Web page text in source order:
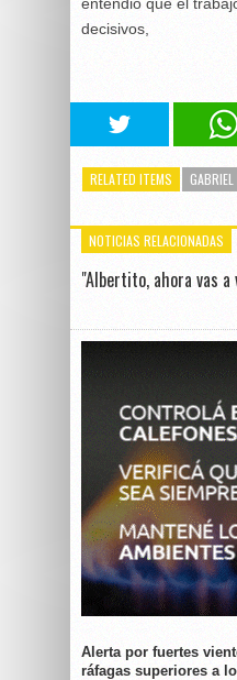
decisivos,
RELATED ITEMS
NOTICIAS RELACIONADAS
"Albertito, ahora vas
Alerta por fuertes
ráfagas superiores a